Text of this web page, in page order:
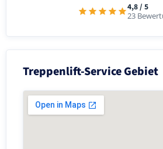
4,8 / 5
23
Treppenlift-Service Gebiet